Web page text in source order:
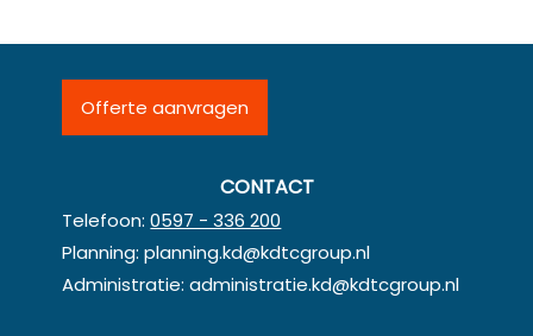
Offerte aanvragen
CONTACT
Telefoon:0597 - 336 200
Planning:planning.kd@kdtcgroup.nl
Administratie:administratie.kd@kdtcgroup.nl